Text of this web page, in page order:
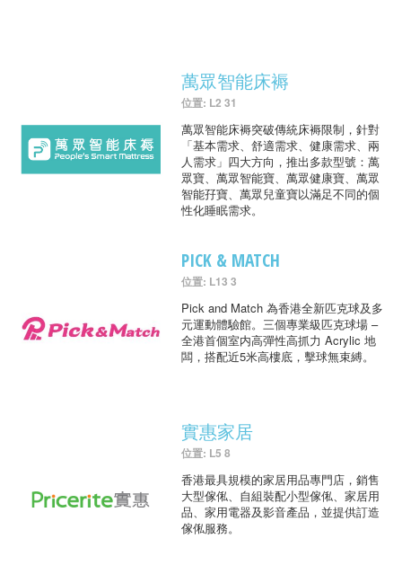
萬眾智能床褥
位置: L2 31
萬眾智能床褥突破傳統床褥限制，針對
「基本需求、舒適需求、健康需求、兩
人需求」四大方向，推出多款型號：萬
眾寶、萬眾智能寶、萬眾健康寶、萬眾
智能孖寶、萬眾兒童寶以滿足不同的個
性化睡眠需求。
PICK & MATCH
位置: L13 3
Pick and Match 為香港全新匹克球及多
元運動體驗館。三個專業級匹克球場 –
全港首個室内高彈性高抓力 Acrylic 地
闆，搭配近5米高樓底，擊球無束縛。
實惠家居
位置: L5 8
香港最具規模的家居用品專門店，銷售
大型傢俬、自組裝配小型傢俬、家居用
品、家用電器及影音產品，並提供訂造
傢俬服務。